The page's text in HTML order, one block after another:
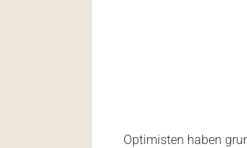
Optimisten haben